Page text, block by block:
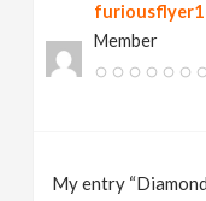
furiousflyer1
Member
My entry